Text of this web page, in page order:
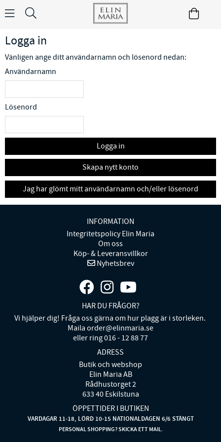
Logga in
Vänligen ange ditt användarnamn och lösenord nedan:
Användarnamn
Lösenord
Logga in
Skapa nytt konto
Jag har glömt mitt användarnamn och/eller lösenord
INFORMATION
Integritetspolicy Elin Maria
Om oss
Köp- & Leveransvillkor
Nyhetsbrev
HAR DU FRÅGOR?
Vi hjälper dig! Fråga oss gärna om hur plagg är i storleken.
Maila order@elinmaria.se
eller ring 016 - 12 88 77
ADRESS
Butik och webshop
Elin Maria AB
Rådhustorget 2
633 40 Eskilstuna
ÖPPETTIDER I BUTIKEN
VARDAGAR 11-18, LÖRD 10-15 NATIONALDAGEN 6/6 STÄNGT
PERSONAL SHOPPING? SKICKA ETT MAIL.